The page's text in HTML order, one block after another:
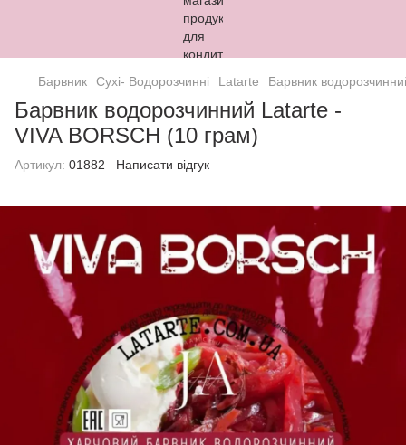
Барвник Сухі- Водорозчинні Latarte Барвник
Барвник водорозчинний Latarte -
VIVA BORSCH (10 грам)
Артикул: 01882 Написати відгук